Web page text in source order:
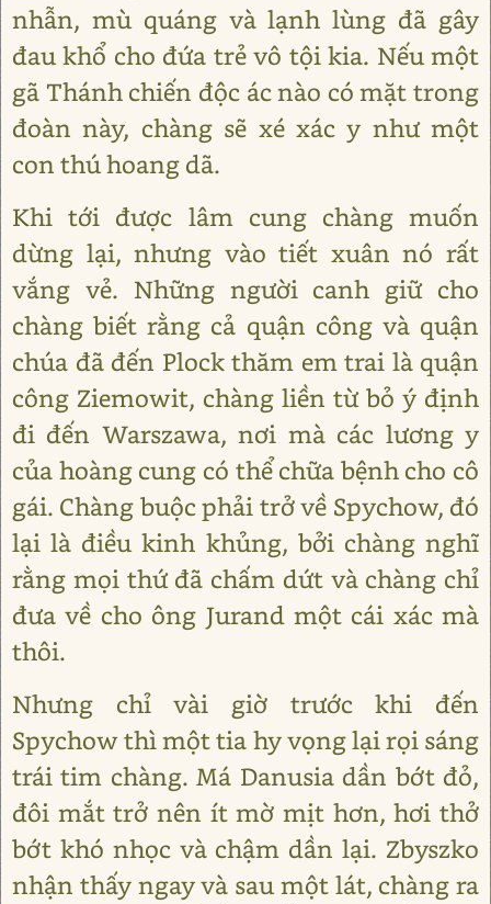
nhẫn, mù quáng và lạnh lùng đã gây
đau khổ cho đứa trẻ vô tội kia. Nếu một
gã Thánh chiến độc ác nào có mặt trong
đoàn này, chàng sẽ xé xác y như một
con thú hoang dã.
Khi tới được lâm cung chàng muốn
dừng lại, nhưng vào tiết xuân nó rất
vắng vẻ. Những người canh giữ cho
chàng biết rằng cả quận công và quận
chúa đã đến Plock thăm em trai là quận
công Ziemowit, chàng liền từ bỏ ý định
đi đến Warszawa, nơi mà các lương y
của hoàng cung có thể chữa bệnh cho cô
gái. Chàng buộc phải trở về Spychow, đó
lại là điều kinh khủng, bởi chàng nghĩ
rằng mọi thứ đã chấm dứt và chàng chỉ
đưa về cho ông Jurand một cái xác mà
thôi.
Nhưng chỉ vài giờ trước khi đến
Spychow thì một tia hy vọng lại rọi sáng
trái tim chàng. Má Danusia dần bớt đỏ,
đôi mắt trở nên ít mờ mịt hơn, hơi thở
bớt khó nhọc và chậm dần lại. Zbyszko
nhận thấy ngay và sau một lát, chàng ra